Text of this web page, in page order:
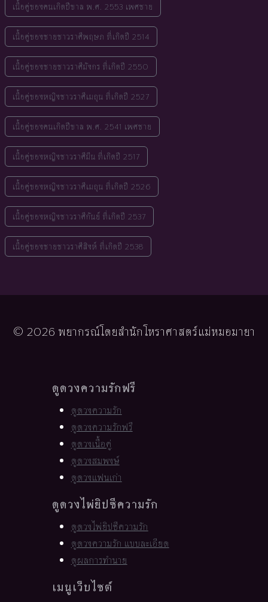
เนื้อคู่ของคนเกิดปีขาล พ.ศ. 2553 เพศชาย
เนื้อคู่ของชายชาวราศีพฤษภ ที่เกิดปี 2514
เนื้อคู่ของชายชาวราศีมังกร ที่เกิดปี 2550
เนื้อคู่ของหญิงชาวราศีเมถุน ที่เกิดปี 2527
เนื้อคู่ของคนเกิดปีขาล พ.ศ. 2541 เพศชาย
เนื้อคู่ของหญิงชาวราศีมีน ที่เกิดปี 2517
เนื้อคู่ของหญิงชาวราศีเมถุน ที่เกิดปี 2526
เนื้อคู่ของหญิงชาวราศีกันย์ ที่เกิดปี 2537
เนื้อคู่ของชายชาวราศีสิงห์ ที่เกิดปี 2538
© 2026 พยากรณ์โดยสำนักโหราศาสตร์แม่หมอมายา
ดูดวงความรักฟรี
ดูดวงความรัก
ดูดวงความรักฟรี
ดูดวงเนื้อคู่
ดูดวงสมพงษ์
ดูดวงแฟนเก่า
ดูดวงไพ่ยิปซีความรัก
ดูดวงไพ่ยิปซีความรัก
ดูดวงความรัก แบบละเอียด
ดูผลการทำนาย
เมนูเว็บไซต์